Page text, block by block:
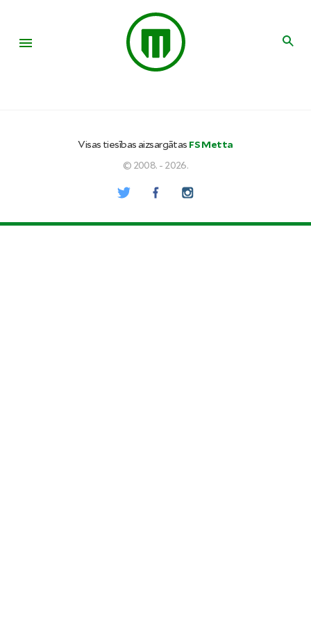
Visas tiesības aizsargātas FS Metta
© 2008. - 2026.